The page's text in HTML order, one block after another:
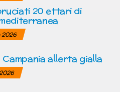
20 ettari di
2026
allerta gialla